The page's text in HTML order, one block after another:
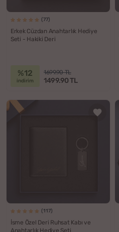
(77)
Erkek Cüzdan Anahtarlık Hediye
Seti - Hakiki Deri
%12
indirim
1699.90 TL
1499.90 TL
(117)
İsme Özel Deri Ruhsat Kabı ve
Anahtarlık Hediye Seti